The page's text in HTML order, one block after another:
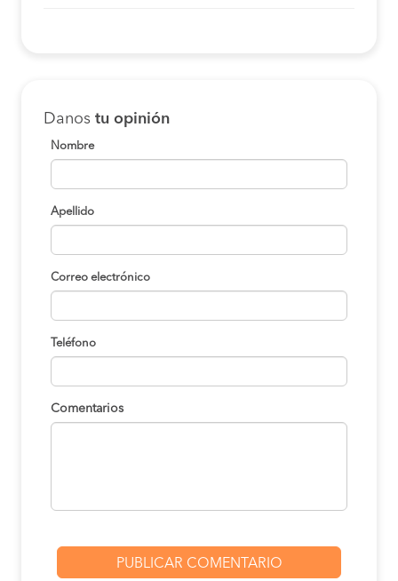
Danos tu opinión
Nombre
Apellido
Correo electrónico
Teléfono
Comentarios